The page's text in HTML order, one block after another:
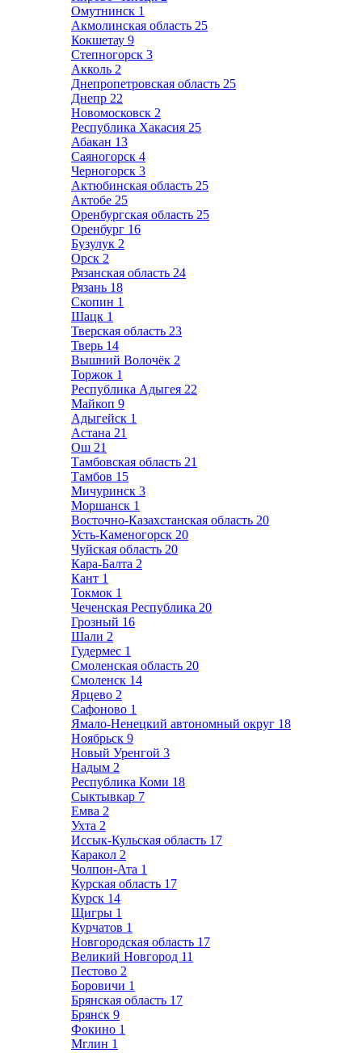
Омутнинск 1
Акмолинская область 25
Кокшетау 9
Степногорск 3
Акколь 2
Днепропетровская область 25
Днепр 22
Новомосковск 2
Республика Хакасия 25
Абакан 13
Саяногорск 4
Черногорск 3
Актюбинская область 25
Актобе 25
Оренбургская область 25
Оренбург 16
Бузулук 2
Орск 2
Рязанская область 24
Рязань 18
Скопин 1
Шацк 1
Тверская область 23
Тверь 14
Вышний Волочёк 2
Торжок 1
Республика Адыгея 22
Майкоп 9
Адыгейск 1
Астана 21
Ош 21
Тамбовская область 21
Тамбов 15
Мичуринск 3
Моршанск 1
Восточно-Казахстанская область 20
Усть-Каменогорск 20
Чуйская область 20
Кара-Балта 2
Кант 1
Токмок 1
Чеченская Республика 20
Грозный 16
Шали 2
Гудермес 1
Смоленская область 20
Смоленск 14
Ярцево 2
Сафоново 1
Ямало-Ненецкий автономный округ 18
Ноябрьск 9
Новый Уренгой 3
Надым 2
Республика Коми 18
Сыктывкар 7
Емва 2
Ухта 2
Иссык-Кульская область 17
Каракол 2
Чолпон-Ата 1
Курская область 17
Курск 14
Щигры 1
Курчатов 1
Новгородская область 17
Великий Новгород 11
Пестово 2
Боровичи 1
Брянская область 17
Брянск 9
Фокино 1
Мглин 1